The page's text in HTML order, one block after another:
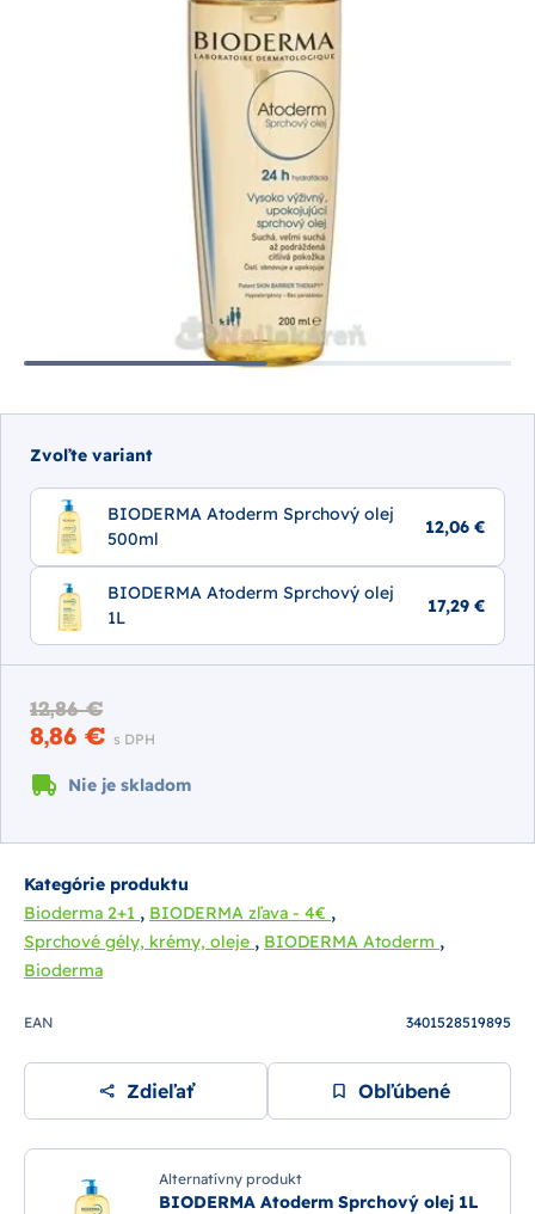
Zvoľte variant
BIODERMA Atoderm Sprchový olej
500ml
12,06 €
BIODERMA Atoderm Sprchový olej
1L
17,29 €
12,86 €
8,86 € s DPH
Nie je skladom
Kategórie produktu
Bioderma 2+1 , BIODERMA zľava - 4€ ,
Sprchové gély, krémy, oleje , BIODERMA Atoderm ,
Bioderma
EAN 3401528519895
Zdieľať Obľúbené
Alternatívny produkt
BIODERMA Atoderm Sprchový olej 1L